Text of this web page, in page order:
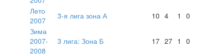
Лето
2007
3-я лига зона А 10 4 1
0
Зима
2007-
2008
3 лига: Зона Б 17 27 1 0